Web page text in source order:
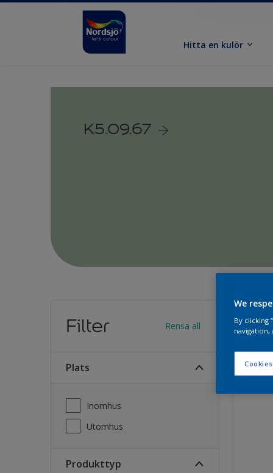
Hitta en kulör
K5.09.67
Filter Rensa all
Plats
Inomhus
Utomhus
Produkttyp
We
By clicking
navigation,